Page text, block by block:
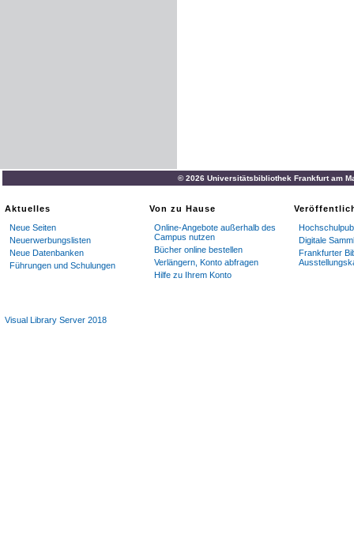
© 2026 Universitätsbibliothek Frankfurt am
Aktuelles
Neue Seiten
Neuerwerbungslisten
Neue Datenbanken
Führungen und Schulungen
Von zu Hause
Online-Angebote außerhalb des
Campus nutzen
Bücher online bestellen
Verlängern, Konto abfragen
Hilfe zu Ihrem Konto
Digitale
Frankfurter
Visual Library Server 2018